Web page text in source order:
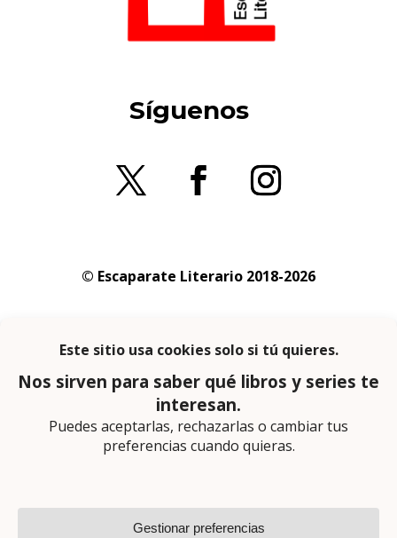
Síguenos
© Escaparate Literario 2018-2026
privacidad
En calidad de afiliado de Amazon obtengo
ingresos por las compras adscritas que